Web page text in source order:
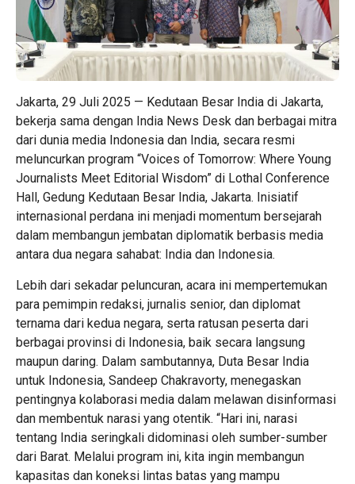
Jakarta, 29 Juli 2025 — Kedutaan Besar India di Jakarta,
bekerja sama dengan India News Desk dan berbagai mitra
dari dunia media Indonesia dan India, secara resmi
meluncurkan program “Voices of Tomorrow: Where Young
Journalists Meet Editorial Wisdom” di Lothal Conference
Hall, Gedung Kedutaan Besar India, Jakarta. Inisiatif
internasional perdana ini menjadi momentum bersejarah
dalam membangun jembatan diplomatik berbasis media
antara dua negara sahabat: India dan Indonesia.
Lebih dari sekadar peluncuran, acara ini mempertemukan
para pemimpin redaksi, jurnalis senior, dan diplomat
ternama dari kedua negara, serta ratusan peserta dari
berbagai provinsi di Indonesia, baik secara langsung
maupun daring. Dalam sambutannya, Duta Besar India
untuk Indonesia, Sandeep Chakravorty, menegaskan
pentingnya kolaborasi media dalam melawan disinformasi
dan membentuk narasi yang otentik. “Hari ini, narasi
tentang India seringkali didominasi oleh sumber-sumber
dari Barat. Melalui program ini, kita ingin membangun
kapasitas dan koneksi lintas batas yang mampu